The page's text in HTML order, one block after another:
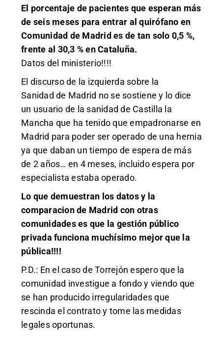
El porcentaje de pacientes que esperan más
de seis meses para entrar al quirófano en
Comunidad de Madrid es de tan solo 0,5 %,
frente al 30,3 % en Cataluña.
Datos del ministerio!!!!
El discurso de la izquierda sobre la
Sanidad de Madrid no se sostiene y lo dice
un usuario de la sanidad de Castilla la
Mancha que ha tenido que empadronarse en
Madrid para poder ser operado de una hernia
ya que daban un tiempo de espera de más
de 2 años… en 4 meses, incluido espera por
especialista estaba operado.
Lo que demuestran los datos y la
comparacion de Madrid con otras
comunidades es que la gestión público
privada funciona muchísimo mejor que la
pública!!!!
P.D.: En el caso de Torrejón espero que la
comunidad investigue a fondo y viendo que
se han producido irregularidades que
rescinda el contrato y tome las medidas
legales oportunas.